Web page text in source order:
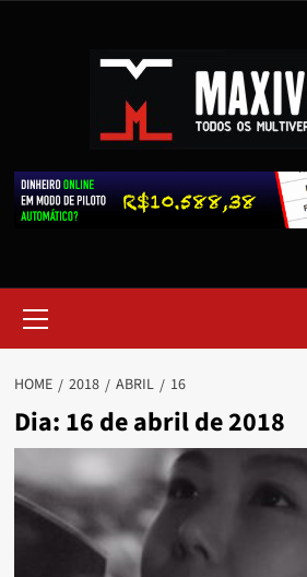
HOME 2018 ABRIL 16
Dia: 16 de abril de 2018